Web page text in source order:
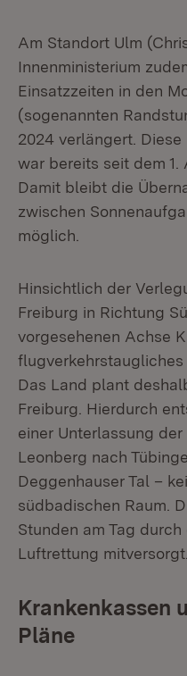
Am Standort Ulm
Innenministerium
Einsatzzeiten in den
(sogenannten
2024 verlängert.
war bereits seit dem 1.
Damit bleibt die
zwischen
möglich.
Hinsichtlich der
Freiburg in Richtung
vorgesehenen Achse
Das Land plant
Freiburg. Hierdurch
einer Unterlassung
Leonberg nach
Deggenhauser Tal –
südbadischen Raum.
Stunden am Tag
Luftrettung mitversorgt.
Krankenkassen
Pläne